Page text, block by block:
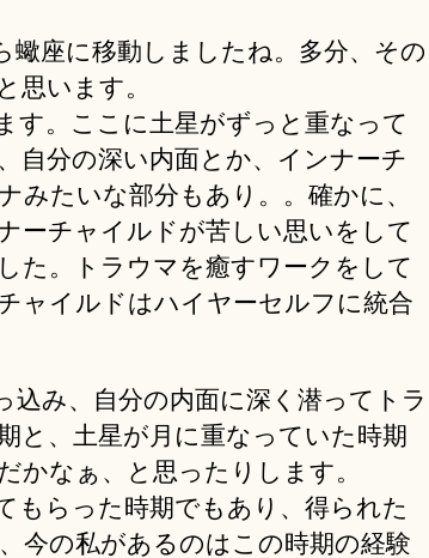
蠍座に移動しましたね。多分、その
思います。
す。ここに土星がずっと重なって
自分の深い内面とか、インナーチ
みたいな部分もあり。。確かに、
ーチャイルドが苦しい思いをして
た。トラウマを癒すワークをして
ャイルドはハイヤーセルフに統合
込み、自分の内面に深く潜ってトラ
と、土星が月に重なっていた時期
かなぁ、と思ったりします。
もらった時期でもあり、得られた
今の私があるのはこの時期の経験